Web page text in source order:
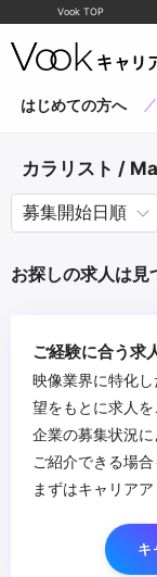
Vook TOP
はじめての方へ
カラリスト /
お探しの求人は見
ご経験に合う求
映像業界に特化
望をもとに求人を
企業の募集状況
ご紹介できる場合
まずはキャリア
キ